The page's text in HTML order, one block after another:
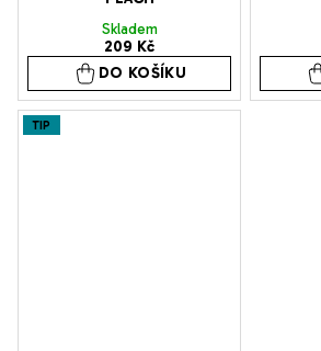
Skladem
209 Kč
DO KOŠÍKU
TIP